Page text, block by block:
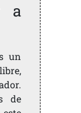
a
un
de